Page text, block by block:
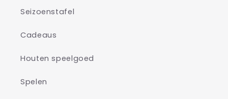
Seizoenstafel
Cadeaus
Houten speelgoed
Spelen